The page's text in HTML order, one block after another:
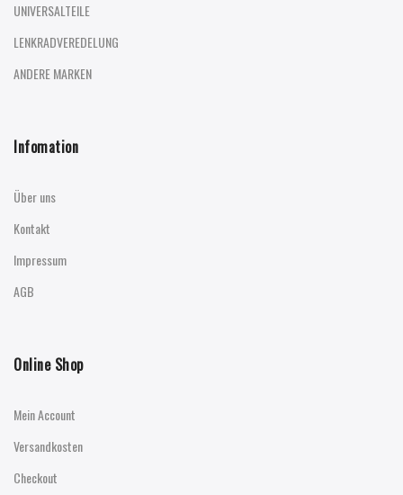
UNIVERSALTEILE
LENKRADVEREDELUNG
ANDERE MARKEN
Infomation
Über uns
Kontakt
Impressum
AGB
Online Shop
Mein Account
Versandkosten
Checkout